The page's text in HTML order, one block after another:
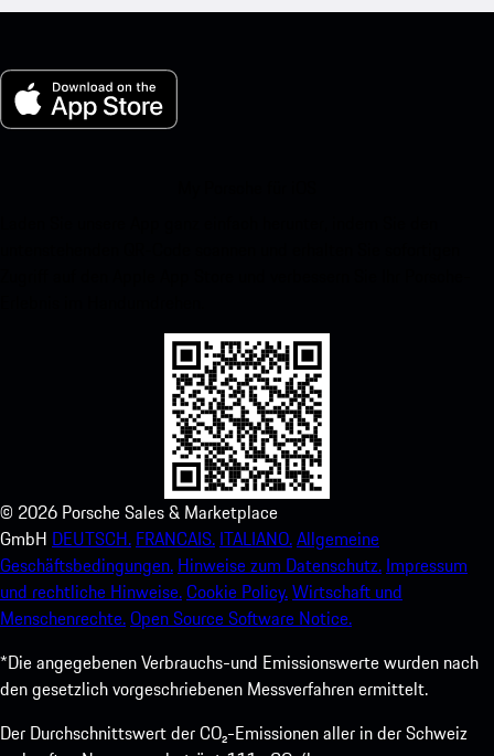
© 2026 Porsche Sales & Marketplace
GmbH DEUTSCH. FRANCAIS. ITALIANO.Allgemeine
Geschäftsbedingungen. Hinweise zum Datenschutz. Impressum
und rechtliche Hinweise.Cookie Policy.Wirtschaft und
Menschenrechte.Open Source Software Notice.
*Die angegebenen Verbrauchs-und Emissionswerte wurden nach
den gesetzlich vorgeschriebenen Messverfahren ermittelt.
Der Durchschnittswert der CO₂-Emissionen aller in der Schweiz